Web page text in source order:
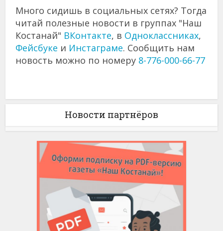
Много сидишь в социальных сетях? Тогда
читай полезные новости в группах "Наш
Костанай" ВКонтакте, в Одноклассниках,
Фейсбуке и Инстаграме. Сообщить нам
новость можно по номеру 8-776-000-66-77
Новости партнёров